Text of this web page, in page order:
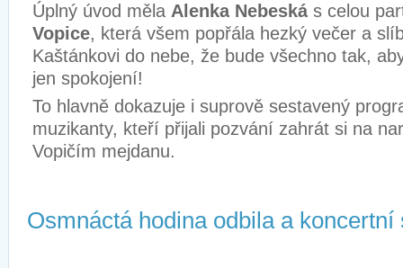
Úplný úvod měla Alenka Nebeská s celou
Vopice, která všem popřála hezký večer a
Kaštánkovi do nebe, že bude všechno tak,
jen spokojení!
To hlavně dokazuje i suprově sestavený
muzikanty, kteří přijali pozvání zahrát si na
Vopičím mejdanu.
Osmnáctá hodina odbila a koncertní